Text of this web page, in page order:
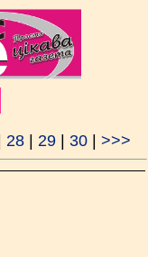
28 29 30 >>>